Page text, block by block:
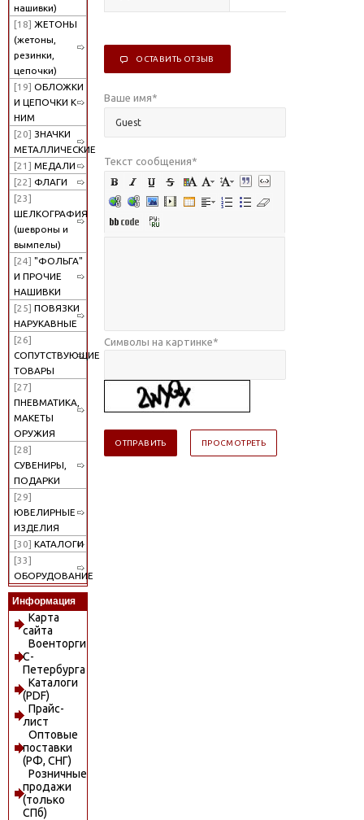
нашивки)
[18] ЖЕТОНЫ
(жетоны,
резинки,
цепочки)
[19] ОБЛОЖКИ
И ЦЕПОЧКИ К
НИМ
[20] ЗНАЧКИ
МЕТАЛЛИЧЕСКИЕ
[21] МЕДАЛИ
[22] ФЛАГИ
[23]
ШЕЛКОГРАФИЯ
(шевроны и
вымпелы)
[24] "ФОЛЬГА"
И ПРОЧИЕ
НАШИВКИ
[25] ПОВЯЗКИ
НАРУКАВНЫЕ
[26]
СОПУТСТВУЮЩИЕ
ТОВАРЫ
[27]
ПНЕВМАТИКА,
МАКЕТЫ
ОРУЖИЯ
[28]
СУВЕНИРЫ,
ПОДАРКИ
[29]
ЮВЕЛИРНЫЕ
ИЗДЕЛИЯ
[30] КАТАЛОГИ
[33]
ОБОРУДОВАНИЕ
Информация
Карта
сайта
Военторги
С-
Петербурга
Каталоги
(PDF)
Прайс-
лист
Оптовые
поставки
(РФ, СНГ)
Розничные
продажи
(только
СПб)
ОСТАВИТЬ ОТЗЫВ
Ваше имя*
Текст сообщения*
Символы на картинке*